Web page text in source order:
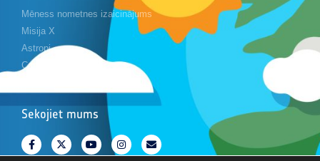
Mēness nometnes izaicinājums
Misija X
Astropi
Cansat
Sekojiet mums